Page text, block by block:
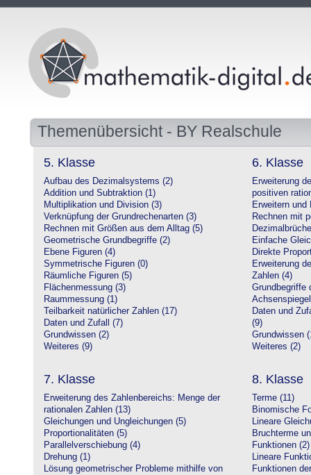
Themenübersicht - BY Realschule
5. Klasse
Aufbau des Dezimalsystems (2)
Addition und Subtraktion (1)
Multiplikation und Division (3)
Verknüpfung der Grundrechenarten (3)
Rechnen mit Größen aus dem Alltag (5)
Geometrische Grundbegriffe (2)
Ebene Figuren (4)
Symmetrische Figuren (0)
Räumliche Figuren (5)
Flächenmessung (3)
Raummessung (1)
Teilbarkeit natürlicher Zahlen (17)
Daten und Zufall (7)
Grundwissen (2)
Weiteres (9)
6. Klasse
Erweiterung
positiven
Erweitern und
Rechnen mit
Einfache
Direkte
Erweiterung
Zahlen (4)
Grundbegriffe
Daten und
(9)
Grundwissen
Weiteres (2)
7. Klasse
Erweiterung des Zahlenbereichs: Menge der
rationalen Zahlen (13)
Gleichungen und Ungleichungen (5)
Proportionalitäten (5)
Parallelverschiebung (4)
Drehung (1)
Lösung geometrischer Probleme mithilfe von
8. Klasse
Terme (11)
Binomische
Lineare
Bruchterme
Funktionen (2)
Lineare
Funktionen